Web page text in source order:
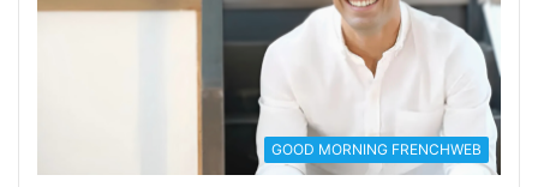
GOOD MORNING FRENCHWEB